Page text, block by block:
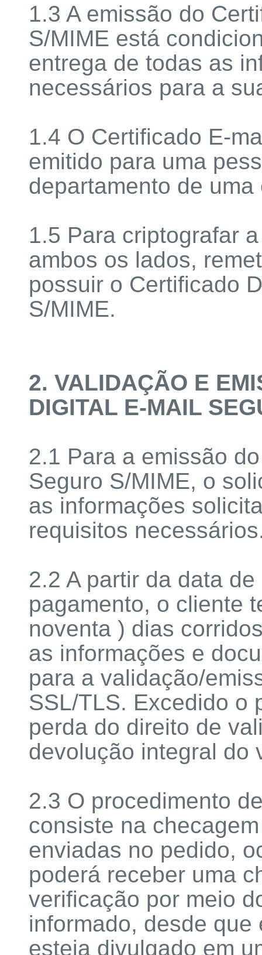
1.3 A emissão do
S/MIME está
entrega de todas as
necessários para a
1.4 O Certificado E-
emitido para uma
departamento de uma
1.5 Para criptografar
ambos os lados,
possuir o Certificado
S/MIME.
2. VALIDAÇÃO E
DIGITAL E-MAIL
2.1 Para a emissão
Seguro S/MIME, o
as informações
requisitos
2.2 A partir da data
pagamento, o cliente
noventa ) dias
as informações e
para a validação/
SSL/TLS. Excedido o
perda do direito de
devolução integral do
2.3 O procedimento
consiste na
enviadas no pedido,
poderá receber uma
verificação por meio
informado, desde
esteja divulgado em